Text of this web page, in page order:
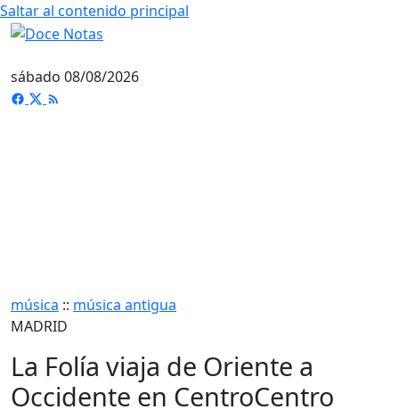
Saltar al contenido principal
sábado 08/08/2026
música :: música antigua
MADRID
La Folía viaja de Oriente a
Occidente en CentroCentro